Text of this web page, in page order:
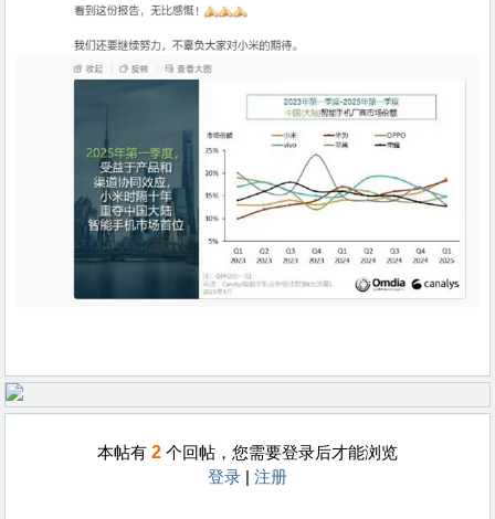
本帖有 2 个回帖，您需要登录后才能浏览
登录
注册